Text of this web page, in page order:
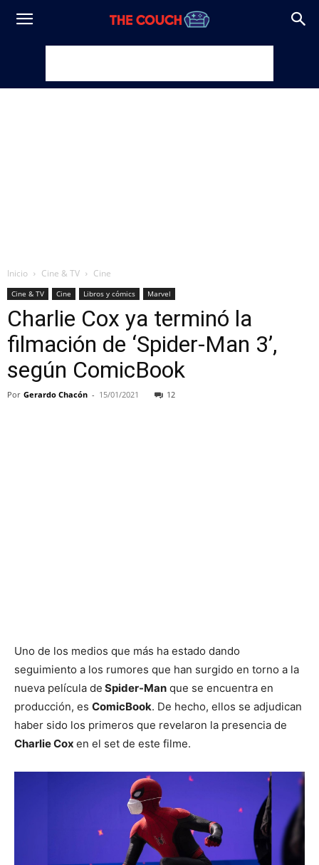
Inicio Cine & TV Cine
Cine & TV Cine Libros y cómics Marvel
Charlie Cox ya terminó la
filmación de ‘Spider-Man 3’,
según ComicBook
Por Gerardo Chacón - 15/01/2021 12
Uno de los medios que más ha estado dando
seguimiento a los rumores que han surgido en torno a la
nueva película de Spider-Man que se encuentra en
producción, es ComicBook. De hecho, ellos se adjudican
haber sido los primeros que revelaron la presencia de
Charlie Cox en el set de este filme.